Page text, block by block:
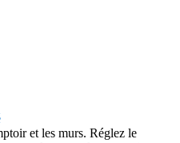
et les murs. Réglez le